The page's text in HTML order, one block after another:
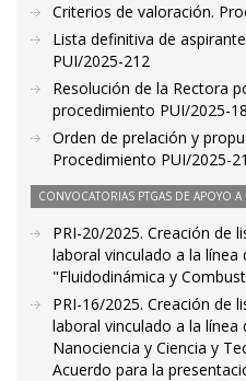
Criterios de valoración.
Lista definitiva de
PUI/2025-212
Resolución de la Rectora
procedimiento PUI/2025-
Orden de prelación y
Procedimiento PUI/2025-
CONVOCATORIAS PTGAS DE APOYO
PRI-20/2025. Creación de
laboral vinculado a la línea
"Fluidodinámica y
PRI-16/2025. Creación de
laboral vinculado a la línea
Nanociencia y Ciencia y
Acuerdo para la